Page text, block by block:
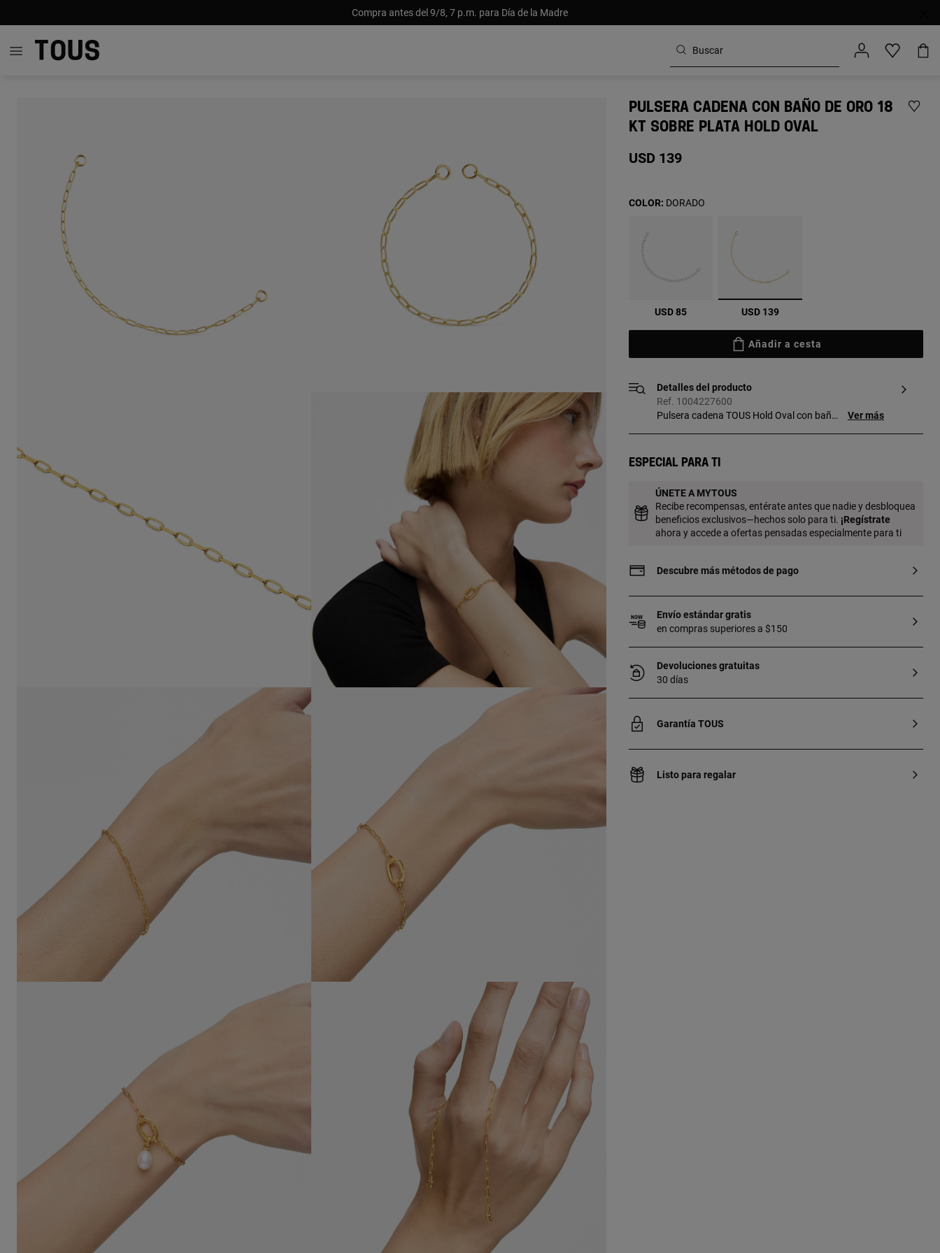
Compra antes del 9/8, 7 p.m. para Día de la Madre
PULSERA CADENA CON BAÑO DE ORO 18
KT SOBRE PLATA HOLD OVAL
USD 139
USD 85 seleccionado
USD 139
COLOR: DORADO
Añadir a cesta
Detalles del producto
Ref. 1004227600
Pulsera cadena TOUS Hold Oval con baño
combinable con las anillas de la colección
plata de primera ley con baño de oro de
18 a 23 kt y 3 micras de espesor. Esta
calidad garantiza una mayor durabilidad
de la joya.
Ver más
Especial para ti
ÚNETE A MYTOUS
Recibe recompensas, entérate antes que nadie y desbloquea
beneficios exclusivos—hechos solo para ti. ¡Regístrate
ahora y accede a ofertas pensadas especialmente para ti
Descubre más métodos de pago
Envío estándar gratis
en compras superiores a $150
Devoluciones gratuitas
30 días
Garantía TOUS
Listo para regalar